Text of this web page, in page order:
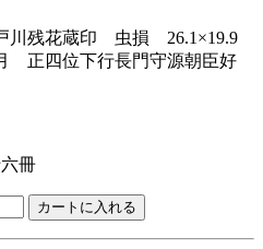
残花蔵印 虫損 26.1×19.9
正四位下行長門守源朝臣好
冊